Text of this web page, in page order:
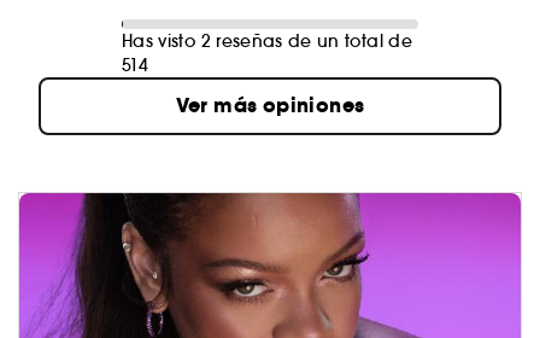
Has visto 2 reseñas de un total de
514
Ver más opiniones